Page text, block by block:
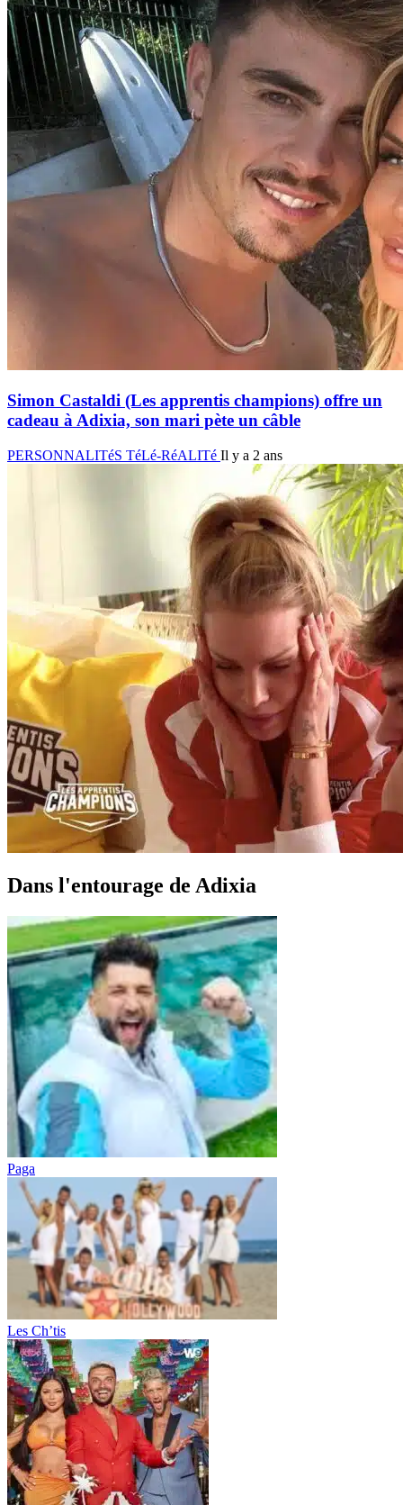
Simon Castaldi (Les apprentis champions) offre un
cadeau à Adixia, son mari pète un câble
PERSONNALITéS TéLé-RéALITé Il y a 2 ans
Dans l'entourage de Adixia
Paga
Les Ch’tis